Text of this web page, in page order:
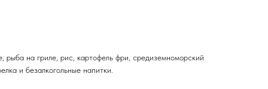
рыба на гриле, рис, картофель фри, средиземноморский
и безалкогольные напитки.